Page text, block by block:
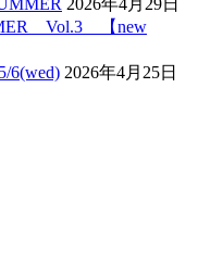
2026年4月29日
Vol.3 【new
6(wed) 2026年4月25日